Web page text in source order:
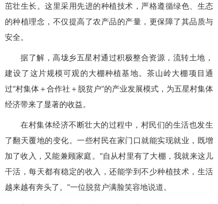
茁壮生长。这里采用先进的种植技术，严格遵循绿色、生态
的种植理念，不仅提高了农产品的产量，更保障了其品质与
安全。
据了解，高垅乡五星村通过积极整合资源，流转土地，
建设了这片规模可观的大棚种植基地。茶山岭大棚项目通
过“村集体＋合作社＋脱贫户”的产业发展模式，为五星村集体
经济带来了显著的收益。
在村集体经济不断壮大的过程中，村民们的生活也发生
了翻天覆地的变化。一些村民在家门口就能实现就业，既增
加了收入，又能兼顾家庭。“自从村里有了大棚，我就来这儿
干活，每天都有稳定的收入，还能学到不少种植技术，生活
越来越有奔头了。”一位脱贫户满脸笑容地说道。